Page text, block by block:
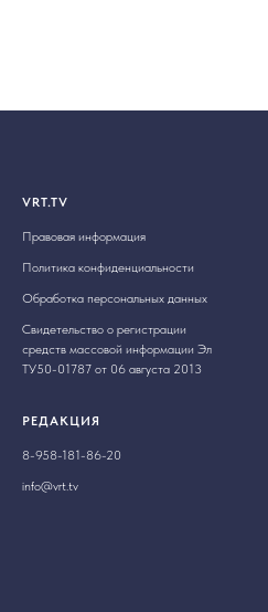
VRT.TV
Правовая информация
Политика конфиденциальности
Обработка персональных данных
Свидетельство о регистрации
средств массовой информации Эл
ТУ50-01787 от 06 августа 2013
РЕДАКЦИЯ
8-958-181-86-20
info@vrt.tv